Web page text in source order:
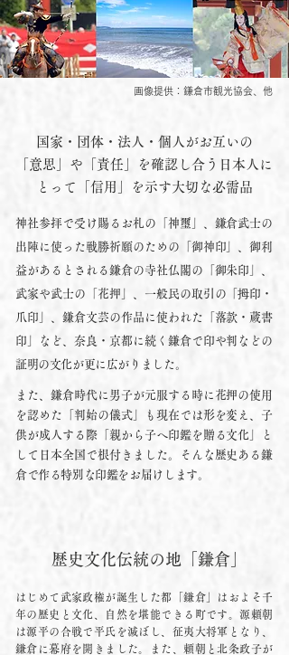
画像提供：鎌倉市観光協会、他
国家・団体・法人・個人がお互いの
「意思」や「責任」を確認し合う日本人に
とって「信用」を示す大切な必需品
神社参拝で受け賜るお札の「神璽」、鎌倉武士の
出陣に使った戦勝祈願のための「御神印」、御利
益があるとされる鎌倉の寺社仏閣の「御朱印」、
武家や武士の「花押」、一般民の取引の「拇印・
爪印」、鎌倉文芸の作品に使われた「落款・蔵書
印」など、奈良・京都に続く鎌倉で印や判などの
証明の文化が更に広がりました。​
また、鎌倉時代に男子が元服する時に花押の使用
を認めた「判始の儀式」も現在では形を変え、子
供が成人する際「親から子へ印鑑を贈る文化」と
して日本全国で根付きました。そんな歴史ある鎌
倉で作る特別な印鑑をお届けします。
歴史文化伝統の地「鎌倉」
はじめて武家政権が誕生した都「鎌倉」はおよそ千
年の歴史と文化、自然を堪能できる町です。源頼朝
は源平の合戦で平氏を滅ぼし、征夷大将軍となり、
鎌倉に幕府を開きました。また、頼朝と北条政子が